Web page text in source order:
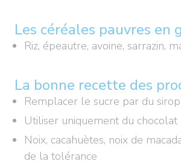
Les céréales pauvres en
Riz, épeautre, avoine, sarrazin,
La bonne recette des
Remplacer le sucre par du
Utiliser uniquement du chocolat
Noix, cacahuètes, noix de
de la tolérance